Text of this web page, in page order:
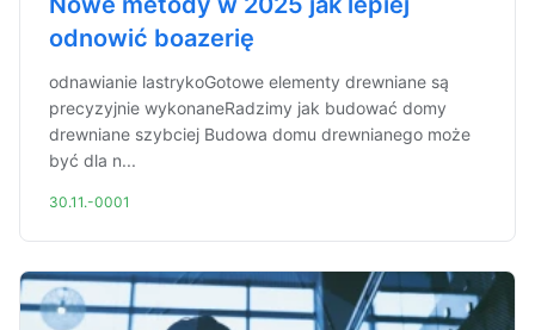
odnowić boazerię
odnawianie lastrykoGotowe elementy drewniane są
precyzyjnie wykonaneRadzimy jak budować domy
drewniane szybciej Budowa domu drewnianego może
być dla n...
30.11.-0001